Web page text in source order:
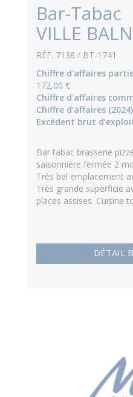
Bar-Tabac
VILLE
RÉF. 7138 / BT-1741
Chiffre d'affaires
172,00 €
Chiffre d'affaires
Chiffre d'affaires
Excédent brut
Bar tabac brasserie
saisonnière fermée 2
Très bel emplacement
Très grande superficie
places assises. Cuisine
DÉTAIL